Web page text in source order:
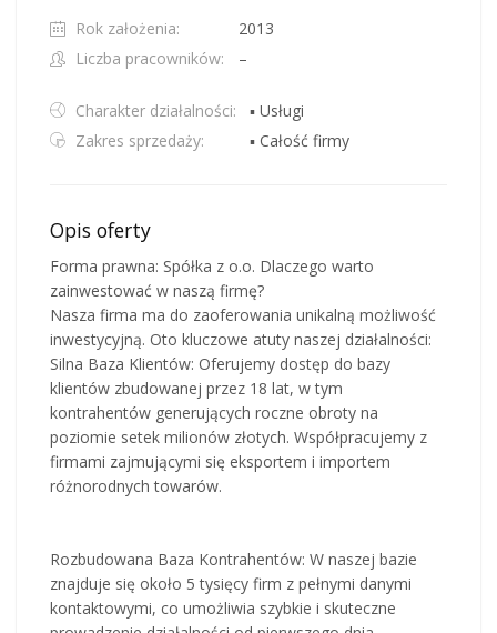
Rok założenia:
2013
Liczba pracowników:
–
Charakter działalności:
▪ Usługi
Zakres sprzedaży:
▪ Całość firmy
Opis oferty
Forma prawna: Spółka z o.o. Dlaczego warto
zainwestować w naszą firmę?
Nasza firma ma do zaoferowania unikalną możliwość
inwestycyjną. Oto kluczowe atuty naszej działalności:
Silna Baza Klientów: Oferujemy dostęp do bazy
klientów zbudowanej przez 18 lat, w tym
kontrahentów generujących roczne obroty na
poziomie setek milionów złotych. Współpracujemy z
firmami zajmującymi się eksportem i importem
różnorodnych towarów.
Rozbudowana Baza Kontrahentów: W naszej bazie
znajduje się około 5 tysięcy firm z pełnymi danymi
kontaktowymi, co umożliwia szybkie i skuteczne